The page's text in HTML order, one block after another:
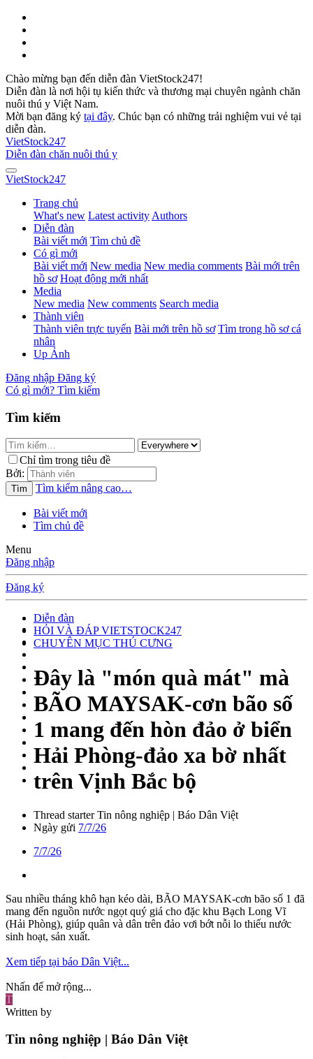
Chào mừng bạn đến diễn đàn VietStock247!
Diễn đàn là nơi hội tụ kiến thức và thương mại chuyên ngành chăn
nuôi thú y Việt Nam.
Mời bạn đăng ký tại đây. Chúc bạn có những trải nghiệm vui vẻ tại
diễn đàn.
VietStock247
Diễn đàn chăn nuôi thú y
VietStock247
Trang chủ
What's new Latest activity Authors
Diễn đàn
Bài viết mới Tìm chủ đề
Có gì mới
Bài viết mới New media New media comments Bài mới trên
hồ sơ Hoạt động mới nhất
Media
New media New comments Search media
Thành viên
Thành viên trực tuyến Bài mới trên hồ sơ Tìm trong hồ sơ cá
nhân
Up Ảnh
Đăng nhập Đăng ký
Có gì mới? Tìm kiếm
Tìm kiếm
Chỉ tìm trong tiêu đề
Bởi:
Tìm Tìm kiếm nâng cao…
Bài viết mới
Tìm chủ đề
Menu
Đăng nhập
Đăng ký
Diễn đàn
HỎI VÀ ĐÁP VIETSTOCK247
CHUYÊN MỤC THÚ CƯNG
Đây là "món quà mát" mà
BÃO MAYSAK-cơn bão số
1 mang đến hòn đảo ở biển
Hải Phòng-đảo xa bờ nhất
trên Vịnh Bắc bộ
Thread starter Tin nông nghiệp | Báo Dân Việt
Ngày gửi 7/7/26
7/7/26
Sau nhiều tháng khô hạn kéo dài, BÃO MAYSAK-cơn bão số 1 đã
mang đến nguồn nước ngọt quý giá cho đặc khu Bạch Long Vĩ
(Hải Phòng), giúp quân và dân trên đảo vơi bớt nỗi lo thiếu nước
sinh hoạt, sản xuất.
Xem tiếp tại báo Dân Việt...
Nhấn để mở rộng...
T
Written by
Tin nông nghiệp | Báo Dân Việt